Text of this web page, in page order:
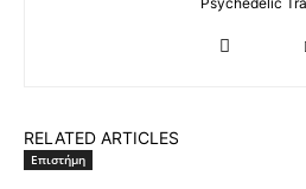
RELATED ARTICLES
Επιστήμη